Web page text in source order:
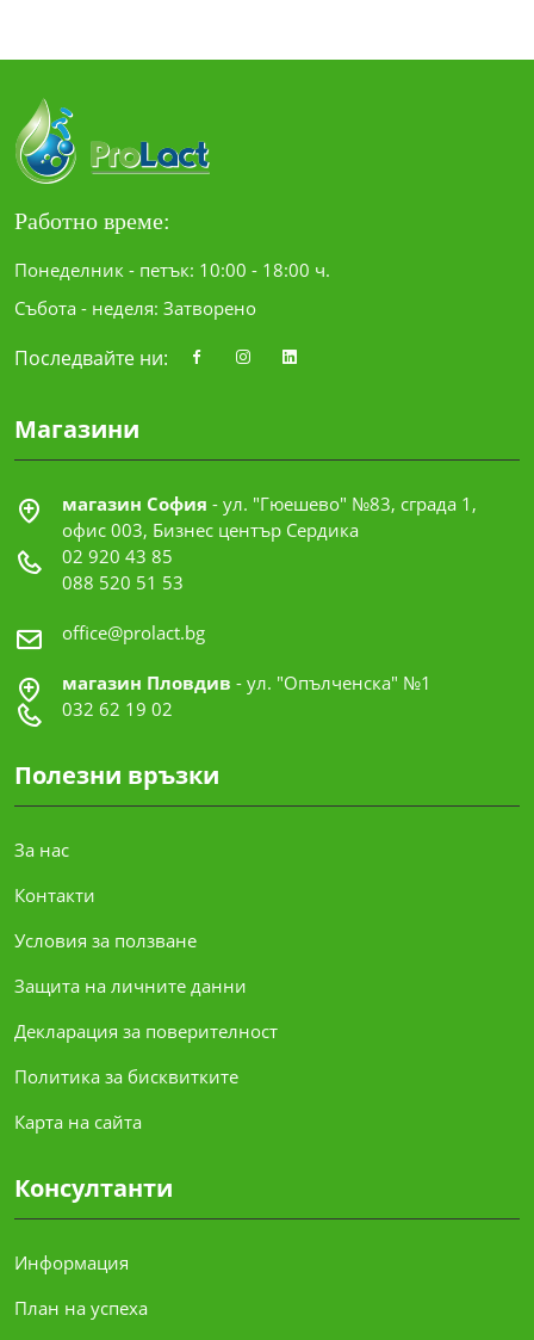
Работно време:
Понеделник - петък: 10:00 - 18:00 ч.
Събота - неделя: Затворено
Последвайте ни:
Магазини
магазин София - ул. "Гюешево" №83, сграда 1,
офис 003, Бизнес център Сердика
02 920 43 85
088 520 51 53
office@prolact.bg
магазин Пловдив - ул. "Опълченска" №1
032 62 19 02
Полезни връзки
За нас
Контакти
Условия за ползване
Защита на личните данни
Декларация за поверителност
Политика за бисквитките
Карта на сайта
Консултанти
Информация
План на успеха